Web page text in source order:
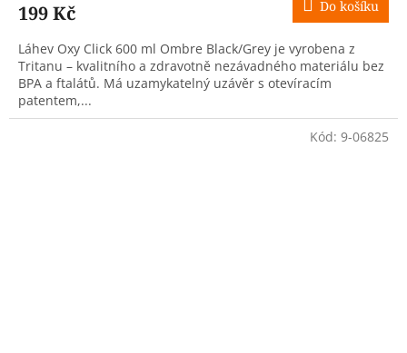
199 Kč Do košíku
Láhev Oxy Click 600 ml Ombre Black/Grey je vyrobena z
Tritanu – kvalitního a zdravotně nezávadného materiálu bez
BPA a ftalátů. Má uzamykatelný uzávěr s otevíracím
patentem,...
Kód: 9-06825